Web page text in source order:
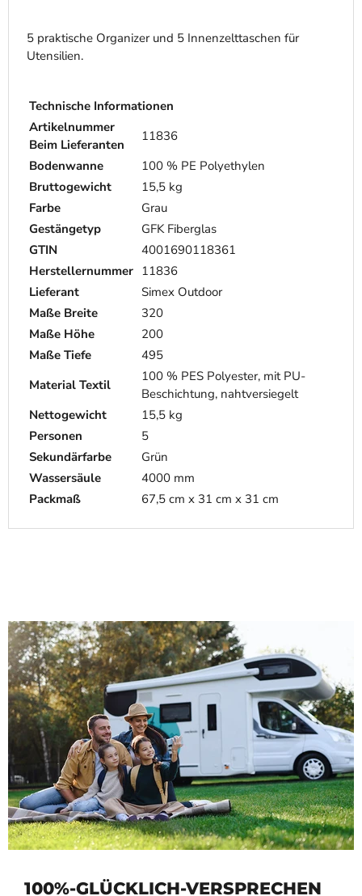
5 praktische Organizer und 5 Innenzelttaschen für
Utensilien.
Technische Informationen
Artikelnummer
Beim Lieferanten
11836
Bodenwanne
100 % PE Polyethylen
Bruttogewicht
15,5 kg
Farbe
Grau
Gestängetyp
GFK Fiberglas
GTIN
4001690118361
Herstellernummer 11836
Lieferant
Simex Outdoor
Maße Breite
320
Maße Höhe
200
Maße Tiefe
495
Material Textil
100 % PES Polyester, mit PU-
Beschichtung, nahtversiegelt
Nettogewicht
15,5 kg
Personen
5
Sekundärfarbe
Grün
Wassersäule
4000 mm
Packmaß
67,5 cm x 31 cm x 31 cm
100%-GLÜCKLICH-VERSPRECHEN